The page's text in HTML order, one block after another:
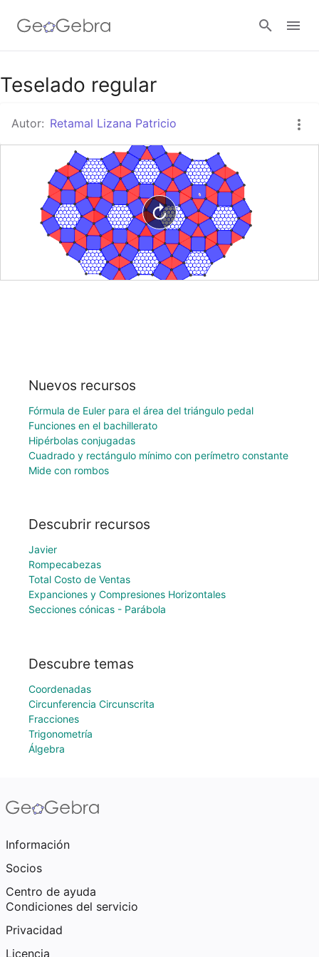
Google Classroom
GeoGebra Classroom
Abrir sesión
Teselado regular
Autor: Retamal Lizana Patricio
Nuevos recursos
Fórmula de Euler para el área del triángulo pedal
Funciones en el bachillerato
Hipérbolas conjugadas
Cuadrado y rectángulo mínimo con perímetro constante
Mide con rombos
Descubrir recursos
Javier
Rompecabezas
Total Costo de Ventas
Expanciones y Compresiones Horizontales
Secciones cónicas - Parábola
Descubre temas
Coordenadas
Circunferencia Circunscrita
Fracciones
Trigonometría
Álgebra
Información
Socios
Centro de ayuda
Condiciones del servicio
Privacidad
Licencia